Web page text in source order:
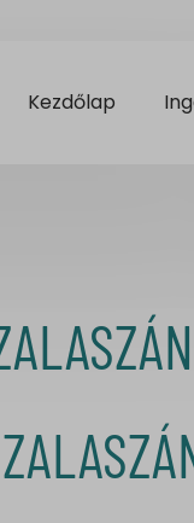
Kezdőlap